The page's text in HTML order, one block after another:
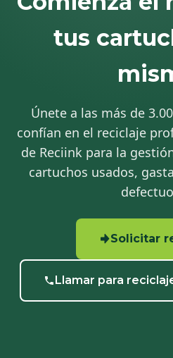
tus
Únete a las más de
confían en el reciclaje
de Reciink para la
cartuchos usados,
Solicitar
Llamar para